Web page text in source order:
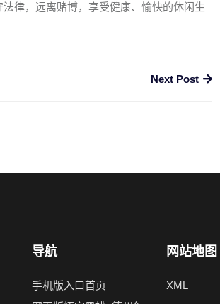
律，远离赌博，享受健康、愉快的休闲生
Next Post
导航
手机版入口首页
网站地图
XML